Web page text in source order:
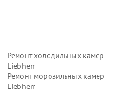
Ремонт холодильных камер
Liebherr
Ремонт морозильных камер
Liebherr